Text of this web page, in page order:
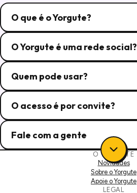
O que é o Yorgute?
O Yorgute é uma rede social?
Quem pode usar?
O acesso é por convite?
Fale com a gente
O YORGUTE
Novidades
Sobre o Yorgute
Apoie o Yorgute
LEGAL